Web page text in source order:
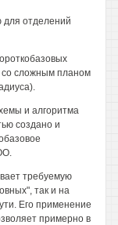
отделений
со сложным планом
и алгоритма
создано и
требуемую
так и на
Его применение
примерно в